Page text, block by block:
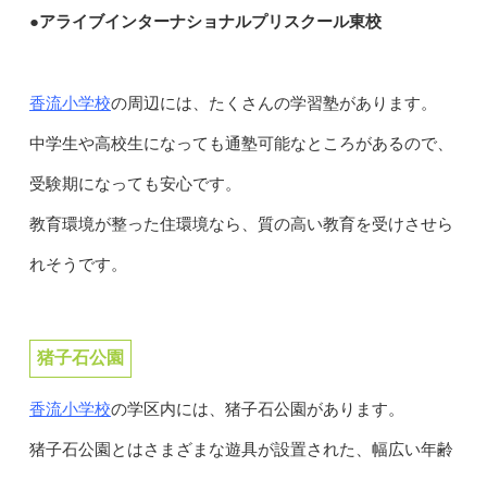
●アライブインターナショナルプリスクール東校
香流小学校の周辺には、たくさんの学習塾があります。
中学生や高校生になっても通塾可能なところがあるので、
受験期になっても安心です。
教育環境が整った住環境なら、質の高い教育を受けさせら
れそうです。
猪子石公園
香流小学校の学区内には、猪子石公園があります。
猪子石公園とはさまざまな遊具が設置された、幅広い年齢